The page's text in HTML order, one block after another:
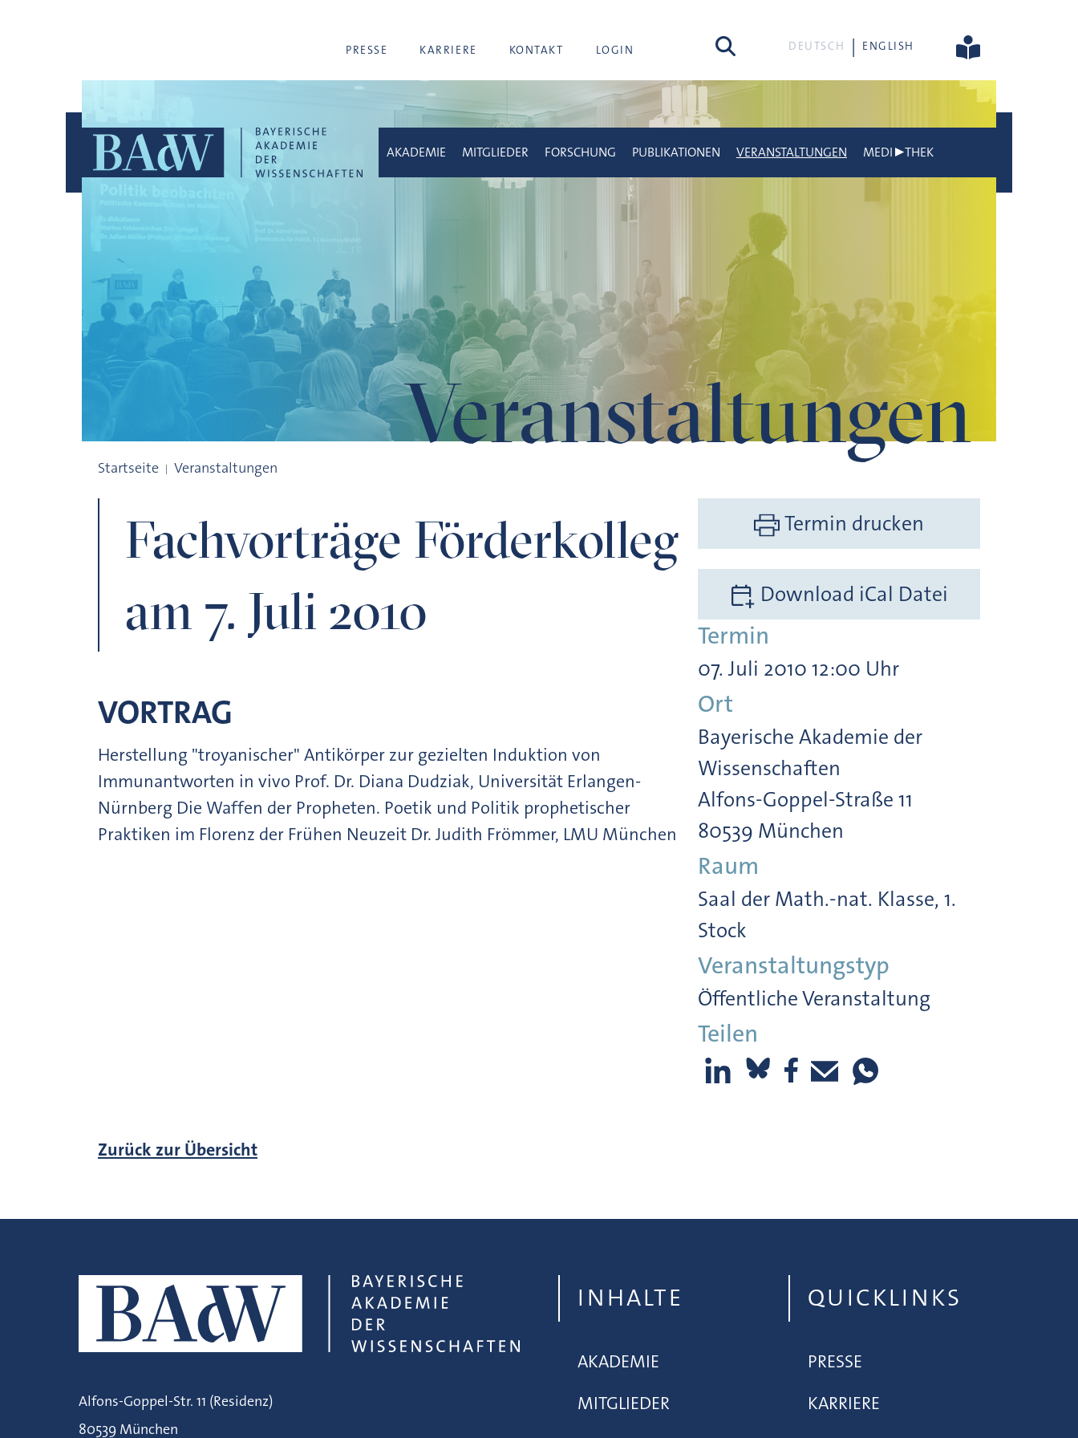
PRESSE KARRIERE KONTAKT LOGIN Suche DEUTSCH ENGLISH
Veranstaltungen
AKADEMIE MITGLIEDER FORSCHUNG PUBLIKATIONEN VERANSTALTUNGEN MEDI▶THEK
Startseite Veranstaltungen
Fachvorträge Förderkolleg
am 7. Juli 2010
VORTRAG
Herstellung "troyanischer" Antikörper zur gezielten Induktion von
Immunantworten in vivo Prof. Dr. Diana Dudziak, Universität Erlangen-
Nürnberg Die Waffen der Propheten. Poetik und Politik prophetischer
Praktiken im Florenz der Frühen Neuzeit Dr. Judith Frömmer, LMU München
Termin drucken
Download iCal Datei
Termin
07. Juli 2010 12:00 Uhr
Ort
Bayerische Akademie der
Wissenschaften
Alfons-Goppel-Straße 11
80539 München
Raum
Saal der Math.-nat. Klasse, 1.
Stock
Veranstaltungstyp
Öffentliche Veranstaltung
Teilen
Zurück zur Übersicht
Alfons-Goppel-Str. 11 (Residenz)
80539 München
INHALTE
AKADEMIE
MITGLIEDER
QUICKLINKS
PRESSE
KARRIERE